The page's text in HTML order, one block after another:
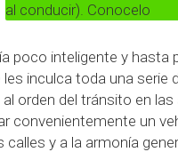
al conducir). Conocelo
inteligente y hasta
inculca toda una
orden del tránsito en
convenientemente un
y a la armonía